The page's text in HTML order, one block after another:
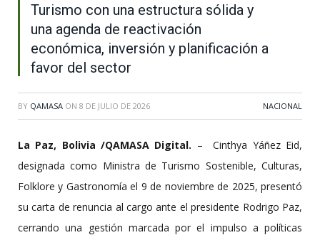
Turismo con una estructura sólida y
una agenda de reactivación
económica, inversión y planificación a
favor del sector
BY QAMASA ON 8 DE JULIO DE 2026 NACIONAL
La Paz, Bolivia /QAMASA Digital. – Cinthya Yáñez Eid,
designada como Ministra de Turismo Sostenible, Culturas,
Folklore y Gastronomía el 9 de noviembre de 2025, presentó
su carta de renuncia al cargo ante el presidente Rodrigo Paz,
cerrando una gestión marcada por el impulso a políticas